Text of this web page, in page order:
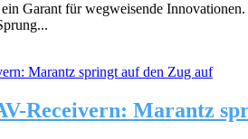
Garant für wegweisende
Receivern: Marantz